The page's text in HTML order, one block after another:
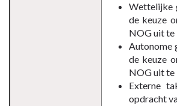
Wettelijke
de keuze
NOG uit te
Autonome
de keuze
NOG uit te
Externe
opdracht